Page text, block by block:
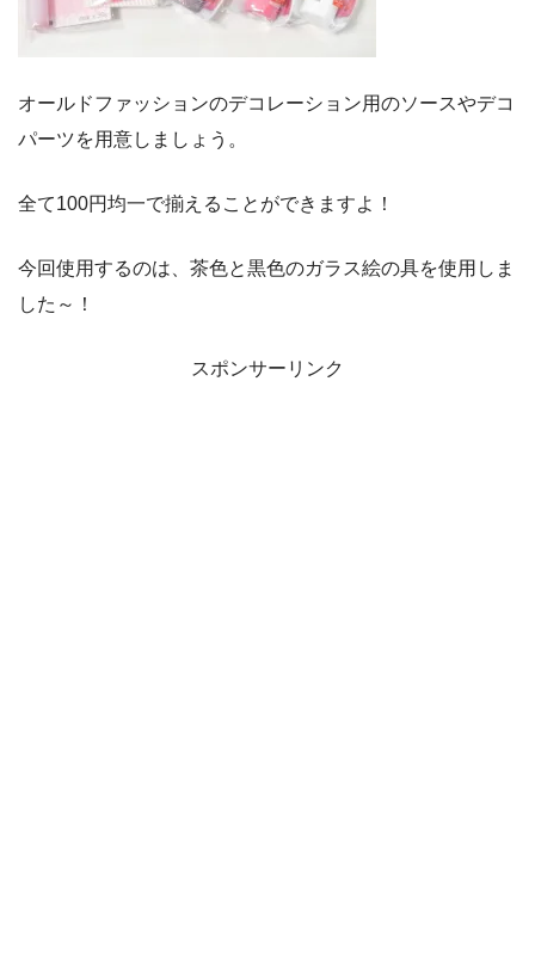
オールドファッションのデコレーション用のソースやデコ
パーツを用意しましょう。
全て100円均一で揃えることができますよ！
今回使用するのは、茶色と黒色のガラス絵の具を使用しま
した～！
スポンサーリンク